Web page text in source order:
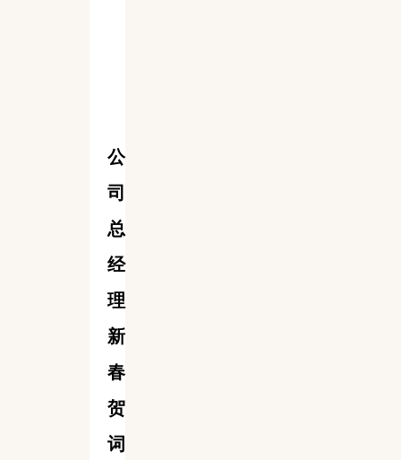
公
司
总
经
理
新
春
贺
词